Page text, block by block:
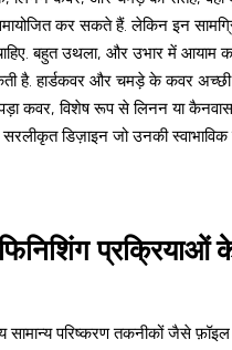
कर सकते हैं. लेकिन इन
चाहिए. बहुत उथला, और उभार में आयाम
है. हार्डकवर और चमड़े के कवर
कवर, विशेष रूप से लिनन या
डिज़ाइन जो उनकी
फिनिशिंग प्रक्रियाओं
सामान्य परिष्करण तकनीकों जैसे